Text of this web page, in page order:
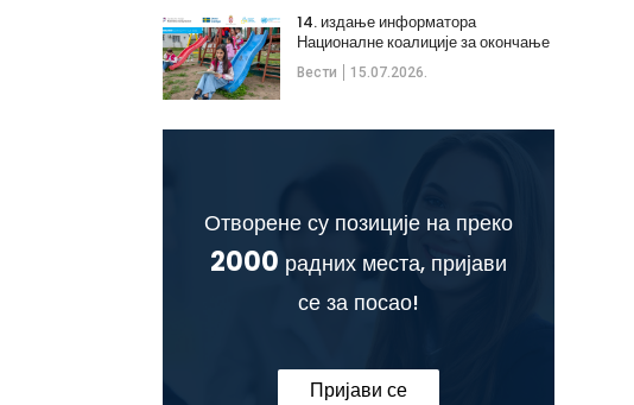
Вести 15.07.2026.
14. издање информатора
Националне коалиције за окончање
дечијих бракова
Отворене су позиције на преко
2000 радних места, пријави
се за посао!
Пријави се